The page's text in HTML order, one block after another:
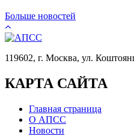
Больше новостей
119602, г. Москва, ул.
КАРТА САЙТА
Главная страница
О АПСС
Новости